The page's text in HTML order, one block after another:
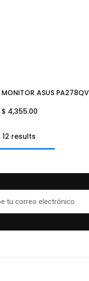
Add to Cart
MONITOR ASUS
$ 4,355.00
12 results